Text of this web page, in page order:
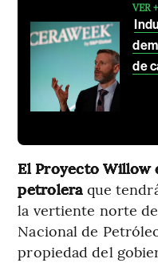
VER +
de
El Proyecto Willow
petroleraque
la vertiente norte de
Nacional de
propiedad del